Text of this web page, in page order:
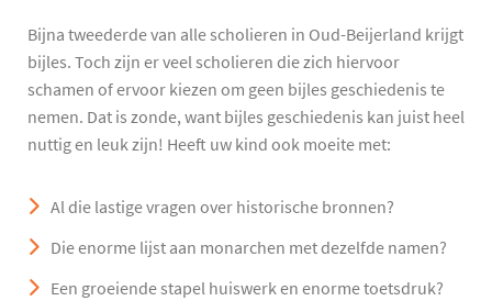
Bijna tweederde van alle scholieren in Oud-Beijerland krijgt
bijles. Toch zijn er veel scholieren die zich hiervoor
schamen of ervoor kiezen om geen bijles geschiedenis te
nemen. Dat is zonde, want bijles geschiedenis kan juist heel
nuttig en leuk zijn! Heeft uw kind ook moeite met:
Al die lastige vragen over historische bronnen?
Die enorme lijst aan monarchen met dezelfde namen?
Een groeiende stapel huiswerk en enorme toetsdruk?